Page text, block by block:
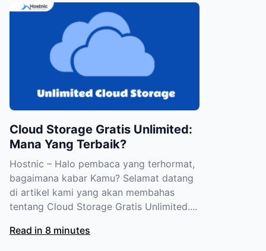
Cloud Storage Gratis Unlimited:
Mana Yang Terbaik?
Hostnic – Halo pembaca yang terhormat,
bagaimana kabar Kamu? Selamat datang
di artikel kami yang akan membahas
tentang Cloud Storage Gratis Unlimited....
Read in 8 minutes